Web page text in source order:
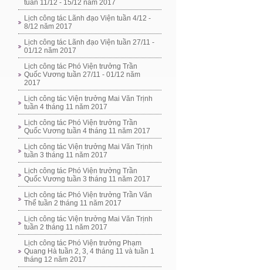
tuần 11/12 - 15/12 năm 2017
Lịch công tác Lãnh đạo Viện tuần 4/12 -
8/12 năm 2017
Lịch công tác Lãnh đạo Viện tuần 27/11 -
01/12 năm 2017
Lịch công tác Phó Viện trưởng Trần
Quốc Vương tuần 27/11 - 01/12 năm
2017
Lịch công tác Viện trưởng Mai Văn Trịnh
tuần 4 tháng 11 năm 2017
Lịch công tác Phó Viện trưởng Trần
Quốc Vương tuần 4 tháng 11 năm 2017
Lịch công tác Viện trưởng Mai Văn Trịnh
tuần 3 tháng 11 năm 2017
Lịch công tác Phó Viện trưởng Trần
Quốc Vương tuần 3 tháng 11 năm 2017
Lịch công tác Phó Viện trưởng Trần Văn
Thể tuần 2 tháng 11 năm 2017
Lịch công tác Viện trưởng Mai Văn Trịnh
tuần 2 tháng 11 năm 2017
Lịch công tác Phó Viện trưởng Phạm
Quang Hà tuần 2, 3, 4 tháng 11 và tuần 1
tháng 12 năm 2017